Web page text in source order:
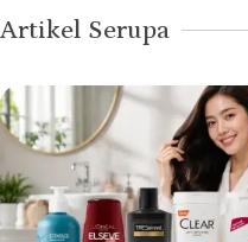
Artikel Serupa